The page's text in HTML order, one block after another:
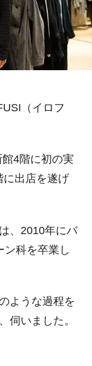
（イロフ
4階に初の実
に出店を遂げ
、2010年にバ
ン科を卒業し
ような過程を
伺いました。